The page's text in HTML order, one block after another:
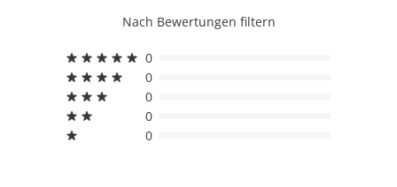
Nach Bewertungen filtern
0
0
0
0
0